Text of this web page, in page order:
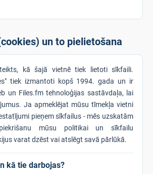
un to pielietošana
kā šajā vietnē tiek lietoti sīkfaili.
tiek izmantoti kopš 1994. gada un ir
un Files.fm tehnoloģijas sastāvdaļa, lai
Ja apmeklējat mūsu tīmekļa vietni
pieņem sīkfailus - mēs uzskatām
mūsu politikai un sīkfailu
varat dzēst vai atslēgt savā pārlūkā.
kā tie darbojas?